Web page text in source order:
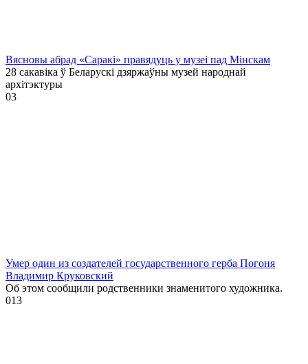
Вясновы абрад «Саракі» правядуць у музеі пад Мінскам
28 сакавіка ў Беларускі дзяржаўны музей народнай
архітэктуры
03
Умер один из создателей государственного герба Погоня
Владимир Круковский
Об этом сообщили родственники знаменитого художника.
013